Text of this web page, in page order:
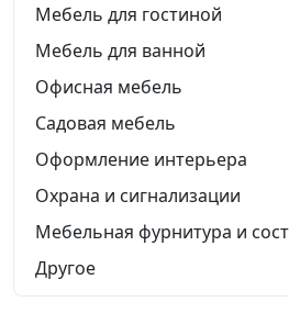
Мебель для гостиной
Мебель для ванной
Офисная мебель
Садовая мебель
Оформление интерьера
Охрана и сигнализации
Мебельная фурнитура и
Другое